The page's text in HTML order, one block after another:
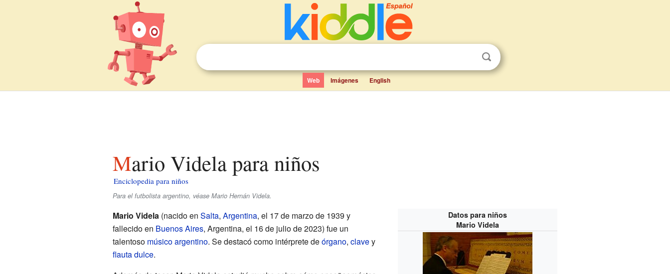
Web Imágenes English
Mario Videla para niños
Enciclopedia para niños
Para el futbolista argentino, véase Mario Hernán Videla.
Datos para niños
Mario Videla
Mario Videla(nacido en Salta, Argentina, el 17 de marzo de 1939 y
fallecido en Buenos Aires, Argentina, el 16 de julio de 2023) fue un
talentoso músicoargentino. Se destacó como intérprete deórgano, clavey
flauta dulce.